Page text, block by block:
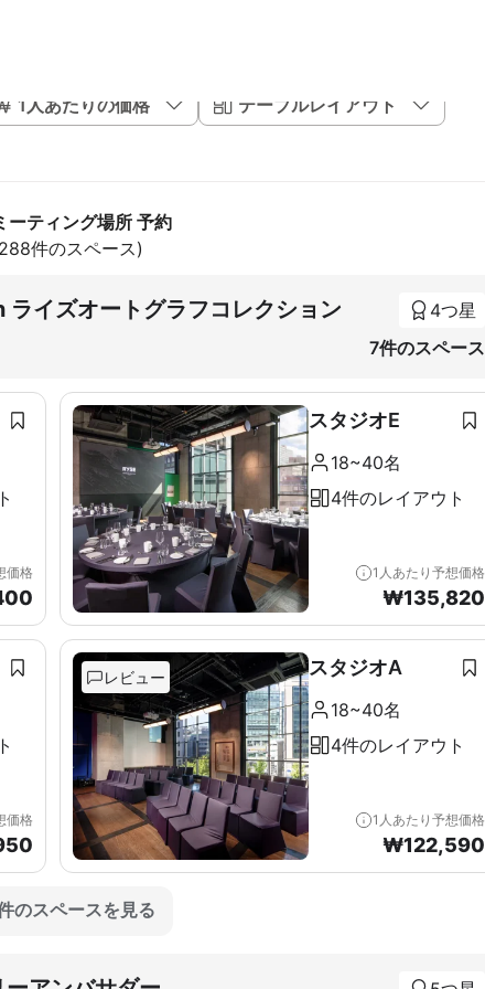
1人あたりの価格
テーブルレイアウト
ーティング場所 予約
件のスペース)
イズオートグラフコレクション
4つ星
7件のスペース
価格
スタジオE
18~40名
4件のレイアウト
1人あたり予想価格
₩135,820
価格
レビュー スタジオA
18~40名
4件のレイアウト
1人あたり予想価格
₩122,590
のスペースを見る